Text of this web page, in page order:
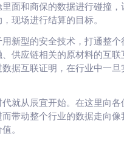
面和商保的数据进行碰撞
现场进行结算的目标。
新型的安全技术，打通整
供应链相关的原材料的互
据互联证明，在行业中一
就从辰宜开始。在这里向
带动整个行业的数据走向
。